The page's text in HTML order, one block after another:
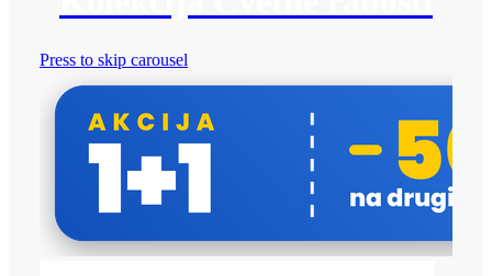
Press to skip carousel